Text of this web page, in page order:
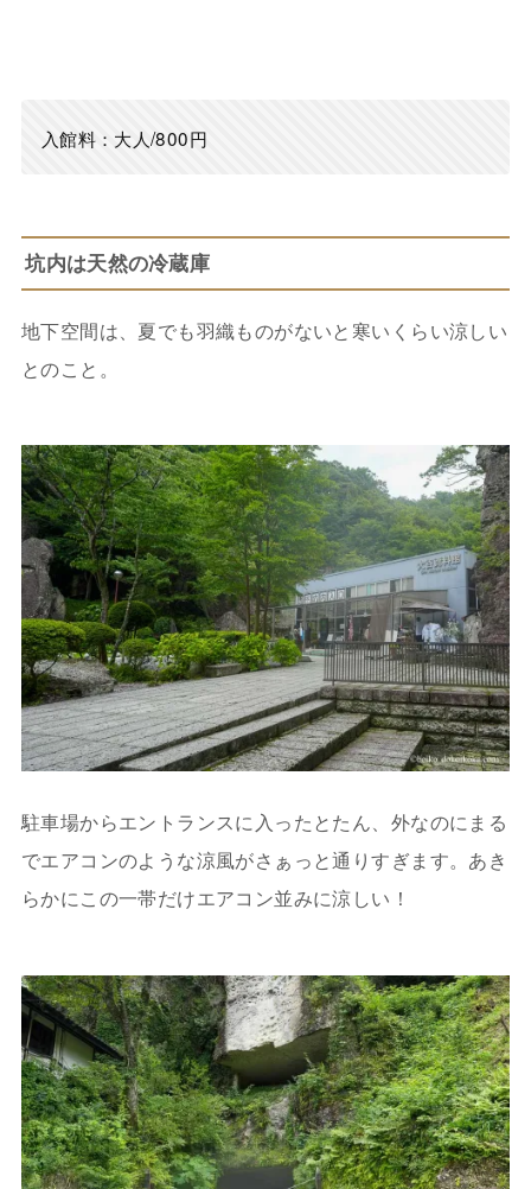
入館料：大人/800円
坑内は天然の冷蔵庫
地下空間は、夏でも羽織ものがないと寒いくらい涼しい
とのこと。
駐車場からエントランスに入ったとたん、外なのにまる
でエアコンのような涼風がさぁっと通りすぎます。あき
らかにこの一帯だけエアコン並みに涼しい！